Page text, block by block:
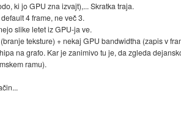
ki jo GPU zna izvajt),... Skratka traja.
4 frame, ne več 3.
slike letet iz GPU-ja ve.
teksture) + nekaj GPU bandwidtha (zapis v
na grafo. Kar je zanimivo tu je, da zgleda
ramu).